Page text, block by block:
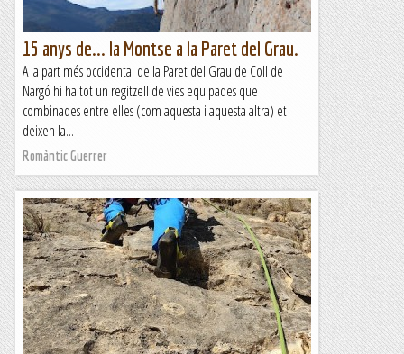
15 anys de... la Montse a la Paret del Grau.
A la part més occidental de la Paret del Grau de Coll de
Nargó hi ha tot un regitzell de vies equipades que
combinades entre elles (com aquesta i aquesta altra) et
deixen la...
Romàntic Guerrer